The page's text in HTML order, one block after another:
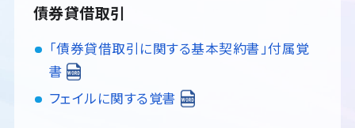
債券貸借取引
「債券貸借取引に関する基本契約書」付属覚
書
フェイルに関する覚書